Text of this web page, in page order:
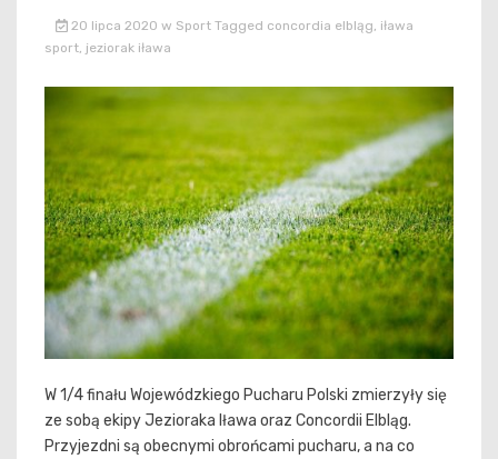
20 lipca 2020 w Sport Tagged concordia elbląg, iława
sport, jeziorak iława
W 1/4 finału Wojewódzkiego Pucharu Polski zmierzyły się
ze sobą ekipy Jezioraka Iława oraz Concordii Elbląg.
Przyjezdni są obecnymi obrońcami pucharu, a na co